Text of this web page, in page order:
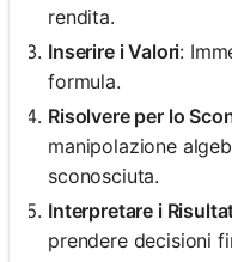
rendita.
Inserire i Valori:
formula.
Risolvere per lo
manipolazione
sconosciuta.
Interpretare i
prendere decisioni